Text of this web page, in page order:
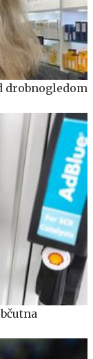
drobnogledom